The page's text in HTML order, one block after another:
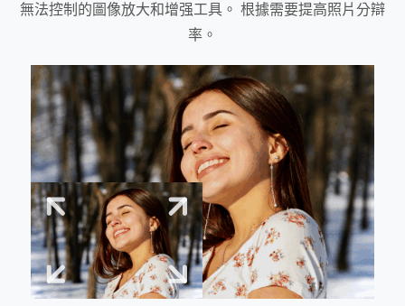
無法控制的圖像放大和增强工具。 根據需要提高照片分辯
率。